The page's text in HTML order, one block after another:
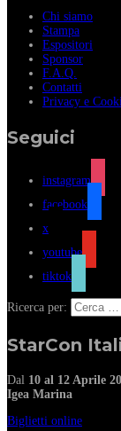
Chi siamo
Stampa
Espositori
Sponsor
F.A.Q.
Contatti
Privacy e
Seguici
instagram
facebook
x
youtube
tiktok
Ricerca per:
StarCon
Dal 10 al 12 Aprile
Igea Marina
Biglietti online